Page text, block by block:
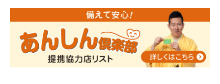
人形供養 寄付のご報告
2023/12/16終活なるほど教室＠小さな家族葬ハウ
ス®上鶴間 エンディングノートを書いてみよう！
2023/11/29 永田屋創業110周年記念式典 レンブラ
ントホテル東京町田